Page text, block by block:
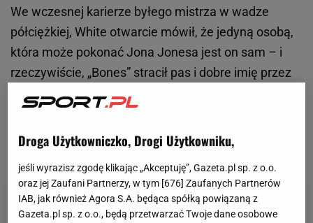
We wczesnej karierze byłego mistrza w wadze
półciężkiej, White otwarcie mówił, że jedyną osobą,
która może pokonać Jona Jonesa jest on sam – i
rzeczywiście, „Bones” stracił pas i dobre imię przez
zasad polityki antydopingowej, wypadnięcie z karty
200 i roczne zawieszenie.
Droga Użytkowniczko, Drogi Użytkowniku,
jeśli wyrazisz zgodę klikając „Akceptuję”, Gazeta.pl sp. z o.o.
oraz jej Zaufani Partnerzy, w tym [676] Zaufanych Partnerów
IAB, jak również Agora S.A. będąca spółką powiązaną z
Gazeta.pl sp. z o.o., będą przetwarzać Twoje dane osobowe